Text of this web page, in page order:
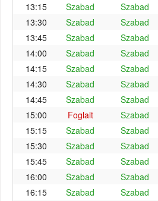
13:15
Szabad Szabad
13:30
Szabad Szabad
13:45
Szabad Szabad
14:00
Szabad Szabad
14:15
Szabad Szabad
14:30
Szabad Szabad
14:45
Szabad Szabad
15:00
Foglalt Szabad
15:15
Szabad Szabad
15:30
Szabad Szabad
15:45
Szabad Szabad
16:00
Szabad Szabad
16:15
Szabad Szabad